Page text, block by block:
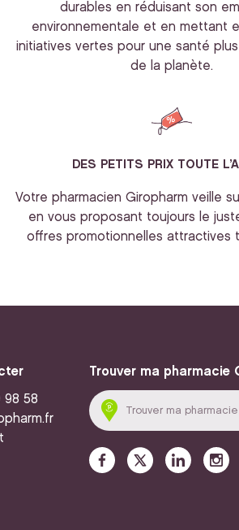
durables en réduisant son
environnementale et en mettant
initiatives vertes pour une santé
de la planète.
DES PETITS PRIX TOUTE
Votre pharmacien Giropharm veille
en vous proposant toujours le
offres promotionnelles attractives
98 58
Trouver ma pharmacie